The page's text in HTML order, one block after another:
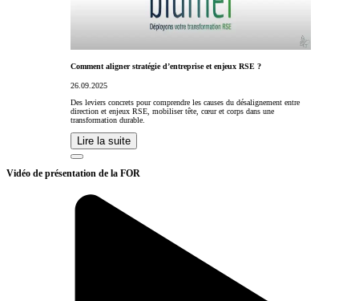
Comment aligner stratégie d’entreprise et enjeux RSE ?
26.09.2025
Des leviers concrets pour comprendre les causes du désalignement entre
direction et enjeux RSE, mobiliser tête, cœur et corps dans une
transformation durable.
Lire la suite
Vidéo de présentation de la FOR